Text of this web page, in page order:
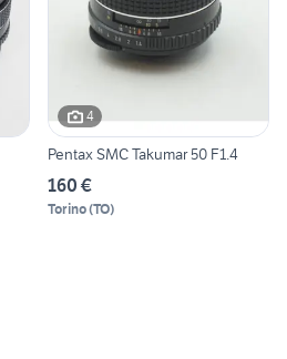
4
Pentax SMC Takumar 50 F1.4
160 €
Torino(TO)